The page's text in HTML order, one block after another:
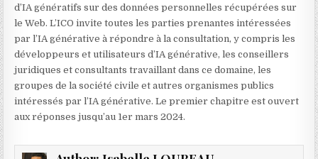
d’IA génératifs sur des données personnelles récupérées sur
le Web. L’ICO invite toutes les parties prenantes intéressées
par l’IA générative à répondre à la consultation, y compris les
développeurs et utilisateurs d’IA générative, les conseillers
juridiques et consultants travaillant dans ce domaine, les
groupes de la société civile et autres organismes publics
intéressés par l’IA générative. Le premier chapitre est ouvert
aux réponses jusqu’au 1er mars 2024.